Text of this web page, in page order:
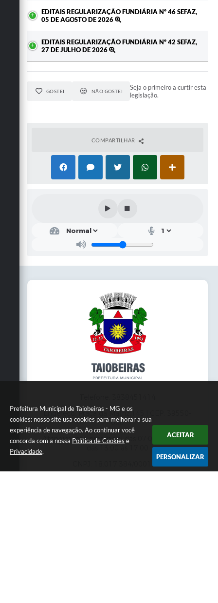
Prefeitura Municipal de Taiobeiras - MG e os
cookies: nosso site usa cookies para melhorar a sua
experiência de navegação. Ao continuar você
concorda com a nossa Política de Cookies e
Privacidade.
ACEITAR
PERSONALIZAR
EDITAIS REGULARIZAÇÃO FUNDIÁRIA Nº 46 SEFAZ,
05 DE AGOSTO DE 2026
EDITAIS REGULARIZAÇÃO FUNDIÁRIA Nº 42 SEFAZ,
27 DE JULHO DE 2026
GOSTEI NÃO GOSTEI
Seja o primeiro a curtir esta
legislação.
COMPARTILHAR
Endereço: Praça da Matriz,145 | CEP: 39550-
000
Atendimento presencial das 07:00 às 11:00 e
CNPJ: 18.017.384/0001-10